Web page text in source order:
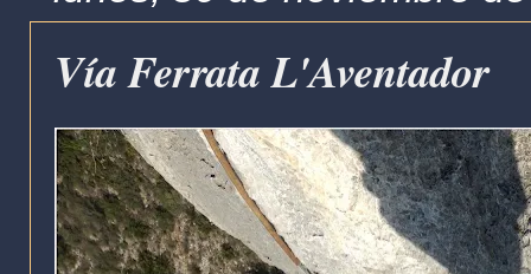
Vía Ferrata L'Aventador